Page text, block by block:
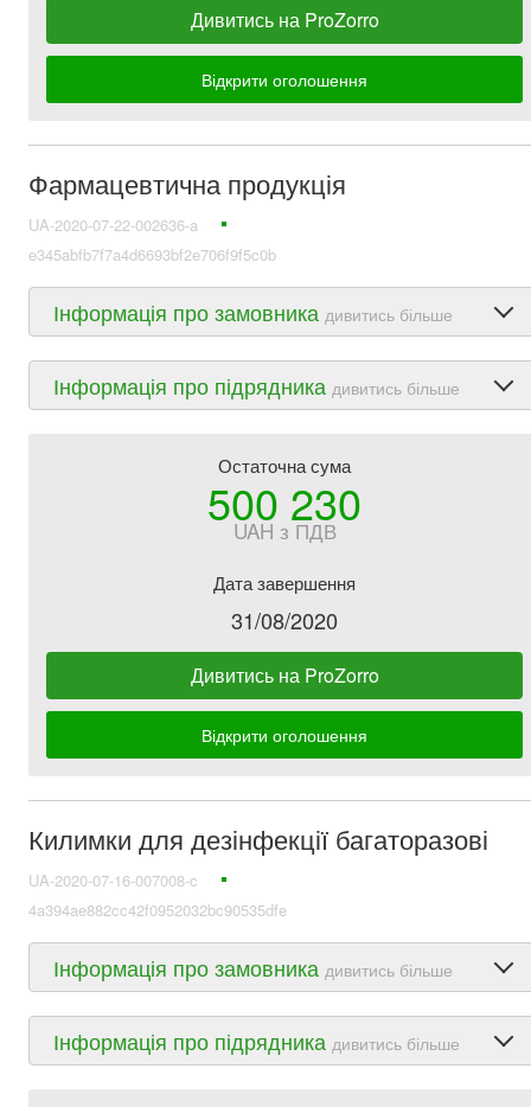
Дивитись на ProZorro
Відкрити оголошення
Фармацевтична продукція
UA-2020-07-22-002636-a
e345abfb7f7a4d6693bf2e706f9f5c0b
Інформація про замовника дивитись більше
Інформація про підрядника дивитись більше
Остаточна сума
500 230
UAH з ПДВ
Дата завершення
31/08/2020
Дивитись на ProZorro
Відкрити оголошення
Килимки для дезінфекції багаторазові
UA-2020-07-16-007008-c
4a394ae882cc42f0952032bc90535dfe
Інформація про замовника дивитись більше
Інформація про підрядника дивитись більше